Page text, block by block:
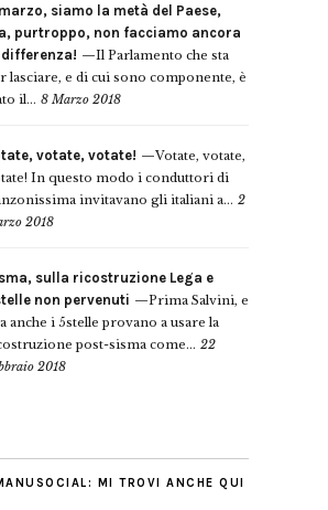
siamo la metà del Paese,
purtroppo, non facciamo ancora
differenza!
Il Parlamento che sta
lasciare, e di cui sono componente, è
il... 8 Marzo 2018
votate, votate!
Votate, votate,
In questo modo i conduttori di
invitavano gli italiani a... 2
2018
sulla ricostruzione Lega e
non pervenuti
Prima Salvini, e
anche i 5stelle provano a usare la
post-sisma come... 22
2018
MI TROVI ANCHE QUI